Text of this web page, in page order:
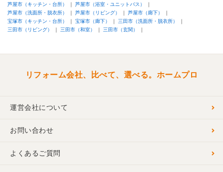
工事完了日
： 2020年12月25日
芦屋市（キッチン・台所）
芦屋市（浴室・ユニットバス）
芦屋市（洗面所・脱衣所）
芦屋市（リビング）
芦屋市（廊下）
宝塚市（キッチン・台所）
宝塚市（廊下）
三田市（洗面所・脱衣所）
三田市（リビング）
三田市（和室） 三田市（玄関）
リフォーム会社、比べて、選べる。ホームプロ
運営会社について
お問い合わせ
よくあるご質問